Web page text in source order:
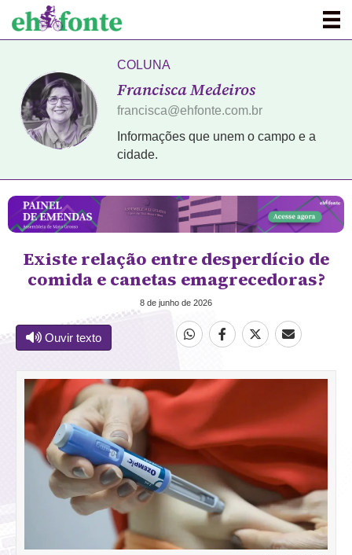
COLUNA
Francisca Medeiros
francisca@ehfonte.com.br
Informações que unem o campo e a
cidade.
Existe relação entre desperdício de
comida e canetas emagrecedoras?
8 de junho de 2026
Ouvir texto